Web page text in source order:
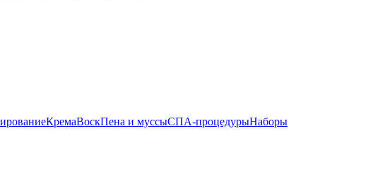
КремаВоскПена и муссыСПА-процедурыНаборы